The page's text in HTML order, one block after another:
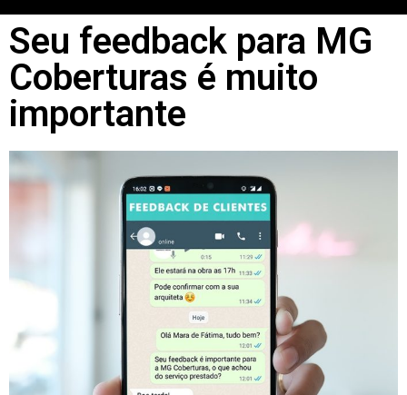
Seu feedback para MG
Coberturas é muito
importante